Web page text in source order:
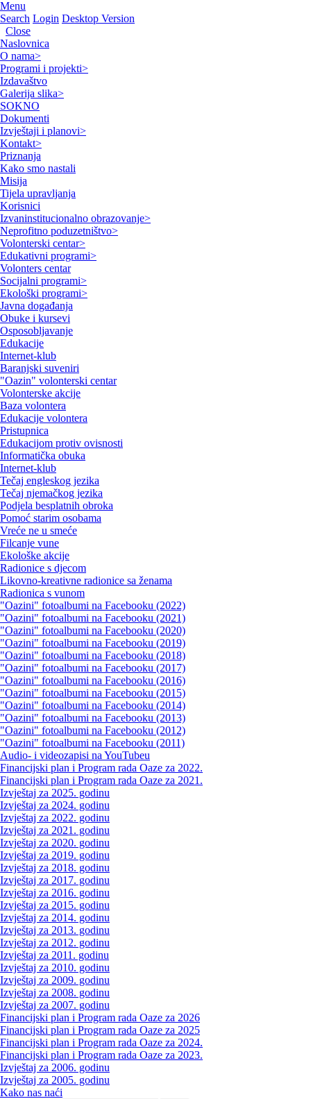
Menu
Search Login Desktop Version
Close
Naslovnica
O nama>
Programi i projekti>
Izdavaštvo
Galerija slika>
SOKNO
Dokumenti
Izvještaji i planovi>
Kontakt>
Priznanja
Kako smo nastali
Misija
Tijela upravljanja
Korisnici
Izvaninstitucionalno obrazovanje>
Neprofitno poduzetništvo>
Volonterski centar>
Edukativni programi>
Volonters centar
Socijalni programi>
Ekološki programi>
Javna događanja
Obuke i kursevi
Osposobljavanje
Edukacije
Internet-klub
Baranjski suveniri
"Oazin" volonterski centar
Volonterske akcije
Baza volontera
Edukacije volontera
Pristupnica
Edukacijom protiv ovisnosti
Informatička obuka
Internet-klub
Tečaj engleskog jezika
Tečaj njemačkog jezika
Podjela besplatnih obroka
Pomoć starim osobama
Vreće ne u smeće
Filcanje vune
Ekološke akcije
Radionice s djecom
Likovno-kreativne radionice sa ženama
Radionica s vunom
"Oazini" fotoalbumi na Facebooku (2022)
"Oazini" fotoalbumi na Facebooku (2021)
"Oazini" fotoalbumi na Facebooku (2020)
"Oazini" fotoalbumi na Facebooku (2019)
"Oazini" fotoalbumi na Facebooku (2018)
"Oazini" fotoalbumi na Facebooku (2017)
"Oazini" fotoalbumi na Facebooku (2016)
"Oazini" fotoalbumi na Facebooku (2015)
"Oazini" fotoalbumi na Facebooku (2014)
"Oazini" fotoalbumi na Facebooku (2013)
"Oazini" fotoalbumi na Facebooku (2012)
"Oazini" fotoalbumi na Facebooku (2011)
Audio- i videozapisi na YouTubeu
Financijski plan i Program rada Oaze za 2022.
Financijski plan i Program rada Oaze za 2021.
Izvještaj za 2025. godinu
Izvještaj za 2024. godinu
Izvještaj za 2022. godinu
Izvještaj za 2021. godinu
Izvještaj za 2020. godinu
Izvještaj za 2019. godinu
Izvještaj za 2018. godinu
Izvještaj za 2017. godinu
Izvještaj za 2016. godinu
Izvještaj za 2015. godinu
Izvještaj za 2014. godinu
Izvještaj za 2013. godinu
Izvještaj za 2012. godinu
Izvještaj za 2011. godinu
Izvještaj za 2010. godinu
Izvještaj za 2009. godinu
Izvještaj za 2008. godinu
Izvještaj za 2007. godinu
Financijski plan i Program rada Oaze za 2026
Financijski plan i Program rada Oaze za 2025
Financijski plan i Program rada Oaze za 2024.
Financijski plan i Program rada Oaze za 2023.
Izvještaj za 2006. godinu
Izvještaj za 2005. godinu
Kako nas naći